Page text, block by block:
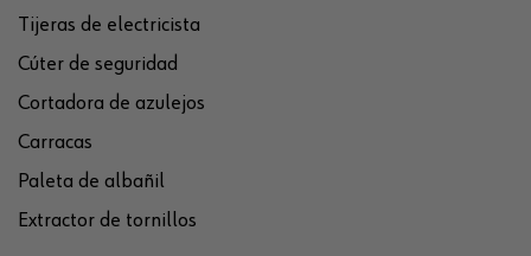
Tijeras de electricista
Cúter de seguridad
Cortadora de azulejos
Carracas
Paleta de albañil
Extractor de tornillos